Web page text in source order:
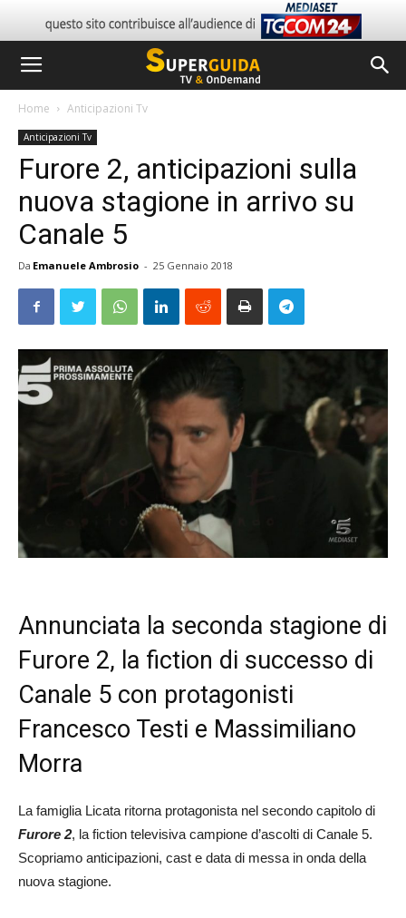
Home Anticipazioni Tv
Anticipazioni Tv
Furore 2, anticipazioni sulla
nuova stagione in arrivo su
Canale 5
Da Emanuele Ambrosio - 25 Gennaio 2018
Annunciata la seconda stagione di
Furore 2, la fiction di successo di
Canale 5 con protagonisti
Francesco Testi e Massimiliano
Morra
La famiglia Licata ritorna protagonista nel secondo capitolo di
Furore 2, la fiction televisiva campione d’ascolti di Canale 5.
Scopriamo anticipazioni, cast e data di messa in onda della
nuova stagione.